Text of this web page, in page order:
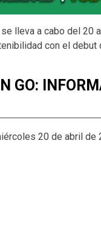
lleva a cabo del 20
con el
GO:
20 de abril de